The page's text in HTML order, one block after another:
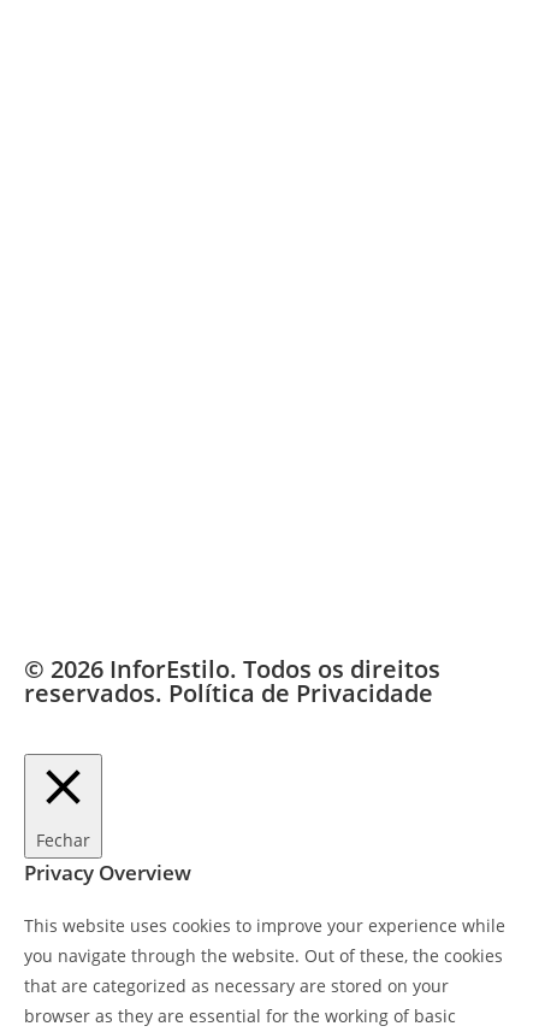
© 2026 InforEstilo. Todos os direitos
reservados. Política de Privacidade
Fechar
Privacy Overview
This website uses cookies to improve your experience while
you navigate through the website. Out of these, the cookies
that are categorized as necessary are stored on your
browser as they are essential for the working of basic